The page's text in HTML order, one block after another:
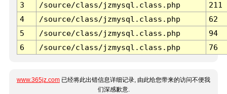
3 /source/class/jzmysql.class.php
211
4
/source/class/jzmysql.class.php
62
5
/source/class/jzmysql.class.php
94
6
/source/class/jzmysql.class.php 76
www.365jz.com 已经将此出错信息详细记录, 由此给您带来的访问不便我
们深感歉意.